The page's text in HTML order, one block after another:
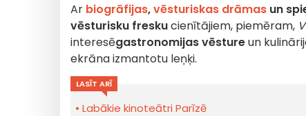
Ar biogrāfijas,vēsturiskas drāmas un
vēsturisku freskucienītājiem, piemēram,
interesēgastronomijas vēstureun
ekrāna izmantotu leņķi.
LASĪT ARĪ
Labākie kinoteātri Parīzē